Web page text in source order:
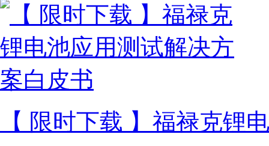
【 限时下载 】福禄克锂